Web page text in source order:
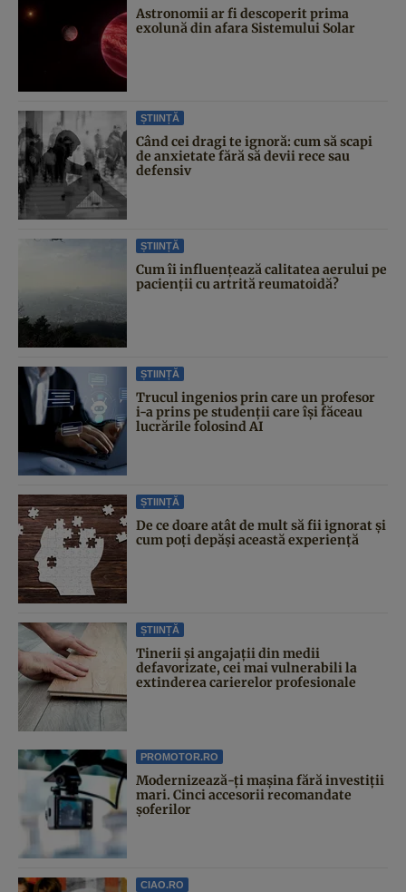
Astronomii ar fi descoperit prima
exolună din afara Sistemului Solar
ȘTIINȚĂ
Când cei dragi te ignoră: cum să scapi
de anxietate fără să devii rece sau
defensiv
ȘTIINȚĂ
Cum îi influențează calitatea aerului pe
pacienții cu artrită reumatoidă?
ȘTIINȚĂ
Trucul ingenios prin care un profesor
i-a prins pe studenții care își făceau
lucrările folosind AI
ȘTIINȚĂ
De ce doare atât de mult să fii ignorat și
cum poți depăși această experiență
ȘTIINȚĂ
Tinerii și angajații din medii
defavorizate, cei mai vulnerabili la
extinderea carierelor profesionale
PROMOTOR.RO
Modernizează-ți mașina fără investiții
mari. Cinci accesorii recomandate
șoferilor
CIAO.RO